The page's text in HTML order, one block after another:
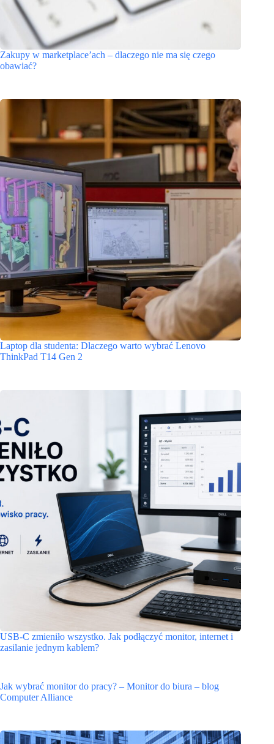
Zakupy w marketplace’ach – dlaczego nie ma się czego
obawiać?
Laptop dla studenta: Dlaczego warto wybrać Lenovo
ThinkPad T14 Gen 2
USB-C zmieniło wszystko. Jak podłączyć monitor, internet i
zasilanie jednym kablem?
Jak wybrać monitor do pracy? – Monitor do biura – blog
Computer Alliance